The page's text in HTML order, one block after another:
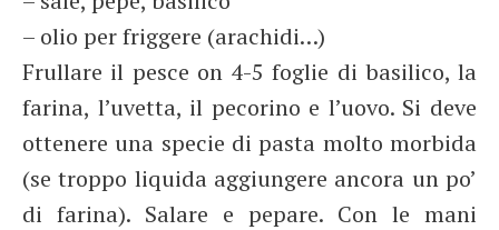
– olio per friggere (arachidi…)
Frullare il pesce on 4-5 foglie di basilico, la
farina, l’uvetta, il pecorino e l’uovo. Si deve
ottenere una specie di pasta molto morbida
(se troppo liquida aggiungere ancora un po’
di farina). Salare e pepare. Con le mani